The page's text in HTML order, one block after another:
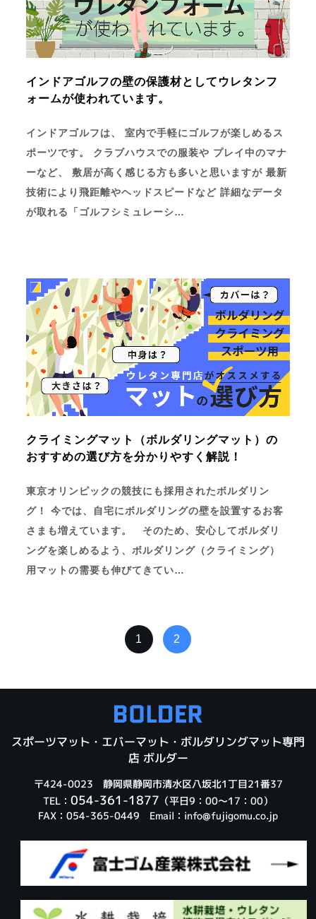
インドアゴルフの壁の保護材としてウレタンフ
ォームが使われています。
インドアゴルフは、 室内で手軽にゴルフが楽しめるス
ポーツです。 クラブハウスでの服装や プレイ中のマナ
ーなど、 敷居が高く感じる方も多いと思いますが 最新
技術により飛距離やヘッドスピードなど 詳細なデータ
が取れる「ゴルフシミュレーシ…
クライミングマット（ボルダリングマット）の
おすすめの選び方を分かりやすく解説！
東京オリンピックの競技にも採用されたボルダリン
グ！ 今では、自宅にボルダリングの壁を設置するお客
さまも増えています。 そのため、安心してボルダリ
ングを楽しめるよう、ボルダリング（クライミング）
用マットの需要も伸びてきてい…
1 2
スポーツマット・エバーマット・ボルダリングマット専門
店 ボルダー
〒424-0023 静岡県静岡市清水区八坂北1丁目21番37
TEL： 054-361-1877 （平日9：00～17：00）
FAX：054-365-0449 Email： info@fujigomu.co.jp